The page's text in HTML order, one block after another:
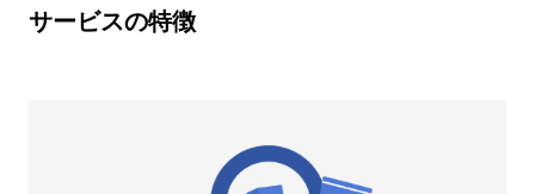
サービスの特徴